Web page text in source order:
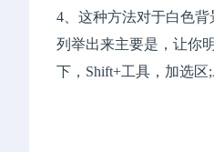
4、这种方法对于白色
列举出来主要是，让你
下，Shift+工具，加选区